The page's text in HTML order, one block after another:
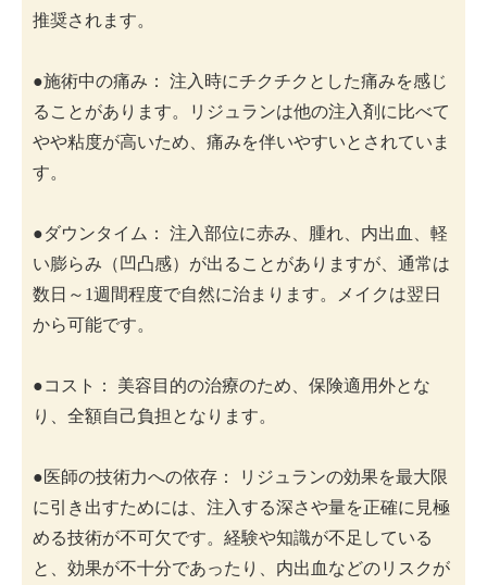
推奨されます。
●施術中の痛み： 注入時にチクチクとした痛みを感じ
ることがあります。リジュランは他の注入剤に比べて
やや粘度が高いため、痛みを伴いやすいとされていま
す。
●ダウンタイム： 注入部位に赤み、腫れ、内出血、軽
い膨らみ（凹凸感）が出ることがありますが、通常は
数日～1週間程度で自然に治まります。メイクは翌日
から可能です。
●コスト： 美容目的の治療のため、保険適用外とな
り、全額自己負担となります。
●医師の技術力への依存： リジュランの効果を最大限
に引き出すためには、注入する深さや量を正確に見極
める技術が不可欠です。経験や知識が不足している
と、効果が不十分であったり、内出血などのリスクが